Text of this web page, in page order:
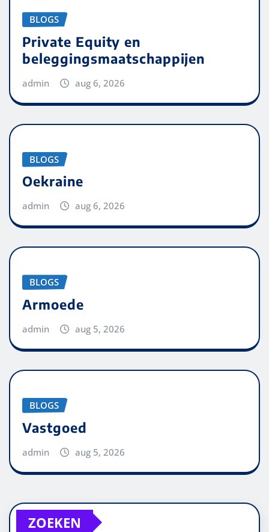
BLOGS
Private Equity en
beleggingsmaatschappijen
admin aug 6, 2026
BLOGS
Oekraine
admin aug 6, 2026
BLOGS
Armoede
admin aug 5, 2026
BLOGS
Vastgoed
admin aug 5, 2026
ZOEKEN